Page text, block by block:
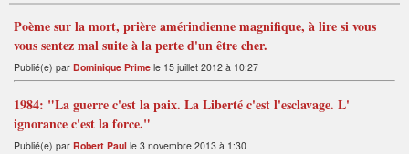
Poème sur la mort, prière amérindienne magnifique, à lire si vous
vous sentez mal suite à la perte d'un être cher.
Publié(e) par Dominique Prime le 15 juillet 2012 à 10:27
1984: "La guerre c'est la paix. La Liberté c'est l'esclavage. L'
ignorance c'est la force."
Publié(e) par Robert Paul le 3 novembre 2013 à 1:30